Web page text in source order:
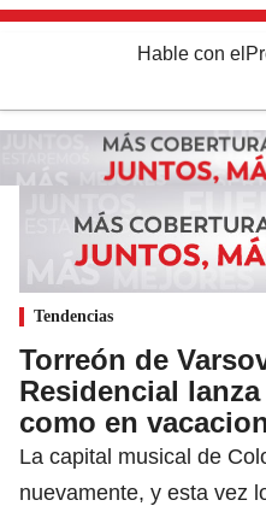
Hable con el
Tendencias
Torreón de
Residencial
como en
La capital musical de
nuevamente, y esta vez